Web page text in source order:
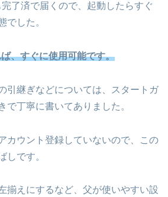
了済で届くので、起動したらすぐ
でした。
、すぐに使用可能です。
引継ぎなどについては、スタートガ
で丁寧に書いてありました。
カウント登録していないので、この
しです。
揃えにするなど、父が使いやすい設